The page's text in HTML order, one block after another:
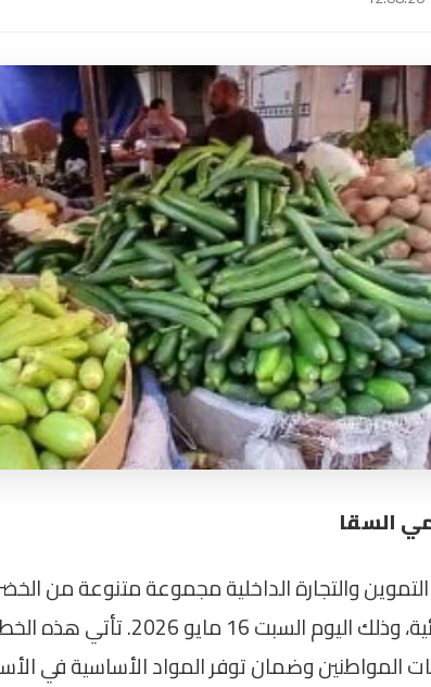
السقا
والتجارة الداخلية مجموعة متنوعة من
السلع الغذائية، وذلك اليوم
المواطنين وضمان توفر المواد الأساسية في